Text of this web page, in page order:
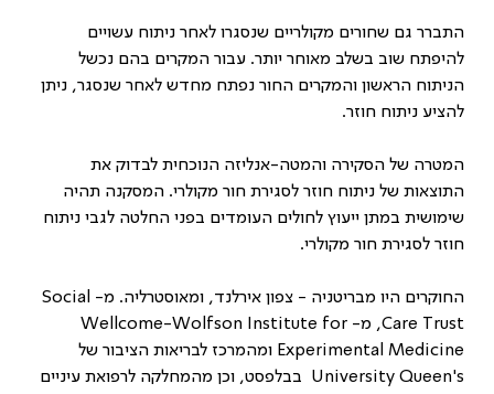
התברר גם שחורים מקולריים שנסגרו לאחר ניתוח עשויים
להיפתח שוב בשלב מאוחר יותר. עבור המקרים בהם נכשל
הניתוח הראשון והמקרים החור נפתח מחדש לאחר שנסגר, ניתן
להציע ניתוח חוזר.
המטרה של הסקירה והמטה-אנליזה הנוכחית לבדוק את
התוצאות של ניתוח חוזר לסגירת חור מקולרי. המסקנה תהיה
שימושית במתן ייעוץ לחולים העומדים בפני החלטה לגבי ניתוח
חוזר לסגירת חור מקולרי.
החוקרים היו מבריטניה - צפון אירלנד, ומאוסטרליה. מ- Social
Care Trust, מ- Wellcome-Wolfson Institute for
Experimental Medicine ומהמרכז לבריאות הציבור של
Queen's
University בבלפסט, וכן מהמחלקה לרפואת עיניים